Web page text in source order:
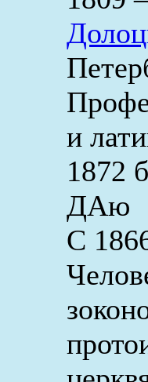
и
1872
ДАю
С